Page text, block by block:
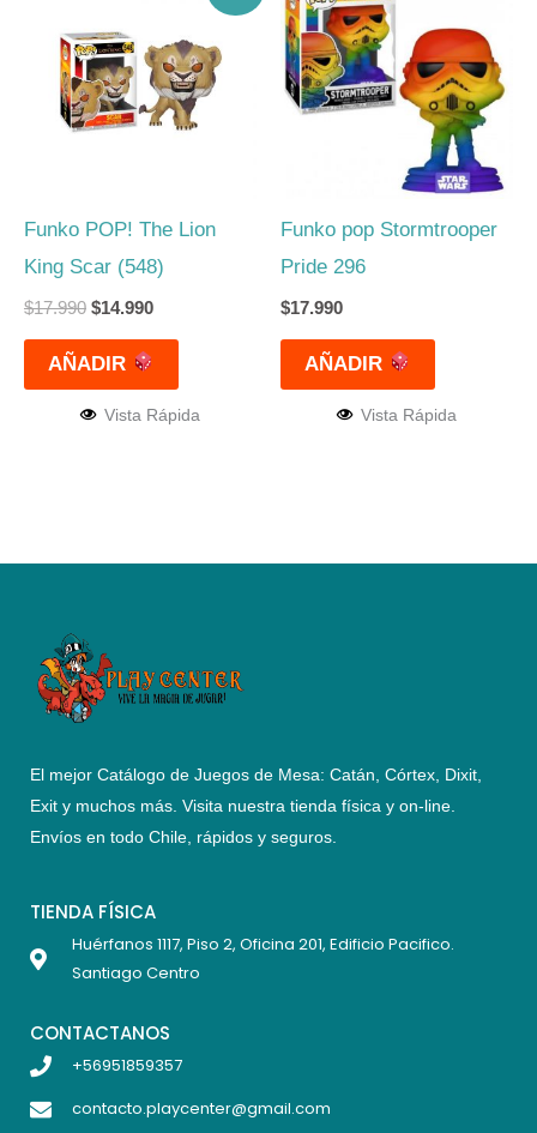
Funko POP! The Lion
King Scar (548)
$17.990
era:
$17.990.
$14.990
es:
$14.990.
AÑADIR
Vista Rápida
Funko pop Stormtrooper
Pride 296
$17.990
AÑADIR
Vista Rápida
El mejor Catálogo de Juegos de Mesa: Catán, Córtex, Dixit,
Exit y muchos más. Visita nuestra tienda física y on-line.
Envíos en todo Chile, rápidos y seguros.
TIENDA FÍSICA
Huérfanos 1117, Piso 2, Oficina 201, Edificio Pacifico.
Santiago Centro
CONTACTANOS
+56951859357
contacto.playcenter@gmail.com